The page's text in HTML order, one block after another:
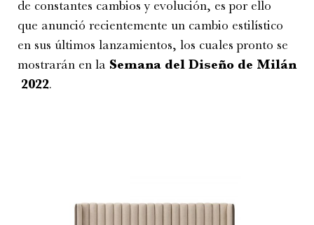
de constantes cambios y evolución, es por ello
que anunció recientemente un cambio estilístico
en sus últimos lanzamientos, los cuales pronto se
mostrarán en la Semana del Diseño de Milán
2022.